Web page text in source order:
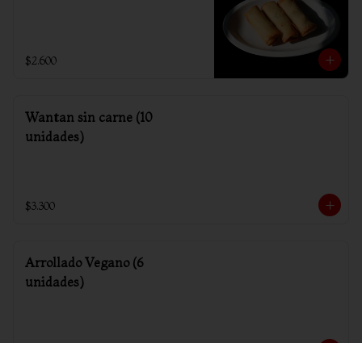
$2.600
Wantan sin carne (10
unidades)
$3.300
Arrollado Vegano (6
unidades)